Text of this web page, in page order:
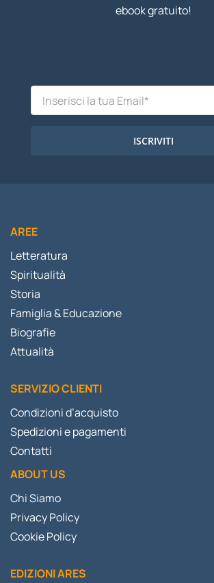
ebook gratuito!
ISCRIVITI
AREE
Letteratura
Spiritualità
Storia
Famiglia & Educazione
Biografie
Attualità
SERVIZIO CLIENTI
Condizioni d’acquisto
Spedizioni e pagamenti
Contatti
ABOUT US
Chi Siamo
Privacy Policy
Cookie Policy
EDIZIONI ARES